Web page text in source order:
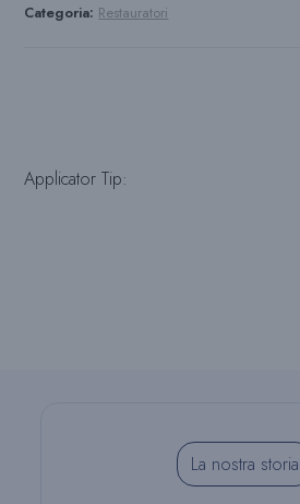
Categoria: Restauratori
Applicator Tip:
La nostra storia